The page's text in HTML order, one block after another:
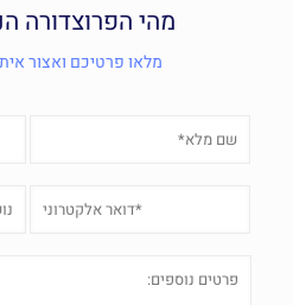
מהי הפרוצדורה
מלאו פרטיכם ואצור